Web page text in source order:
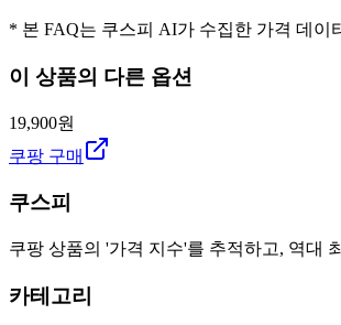
* 본 FAQ는 쿠스피 AI가 수집한 가격 데이
이 상품의 다른 옵션
19,900원
쿠팡 구매
쿠스피
쿠팡 상품의 '가격 지수'를 추적하고, 역대
카테고리